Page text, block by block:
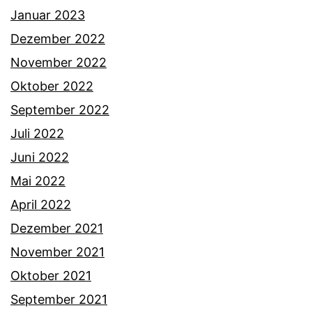
Januar 2023
Dezember 2022
November 2022
Oktober 2022
September 2022
Juli 2022
Juni 2022
Mai 2022
April 2022
Dezember 2021
November 2021
Oktober 2021
September 2021